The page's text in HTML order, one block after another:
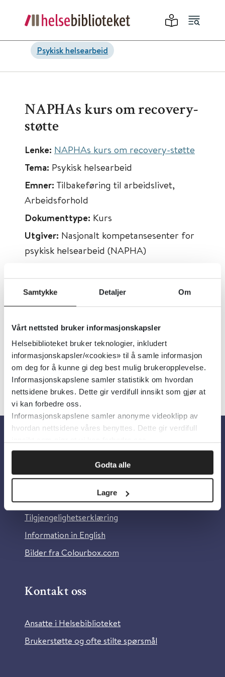
Samtykke Detaljer Om
Vårt nettsted bruker informasjonskapsler
Helsebiblioteket bruker teknologier, inkludert
informasjonskapsler/«cookies» til å samle informasjon
om deg for å kunne gi deg best mulig brukeropplevelse.
Informasjonskapslene samler statistikk om hvordan
nettsidene brukes. Dette gir verdifull innsikt som gjør at
vi kan forbedre oss.
Informasjonskapslene samler anonyme videoklipp av
hvordan nettsidene våres benyttes. Dette gir verdifull
Godta alle
Lagre
Psykisk helsearbeid
NAPHAs kurs om recovery-
støtte
Lenke: NAPHAs kurs om recovery-støtte
Tema: Psykisk helsearbeid
Emner: Tilbakeføring til arbeidslivet,
Arbeidsforhold
Dokumenttype: Kurs
Utgiver: Nasjonalt kompetansesenter for
psykisk helsearbeid (NAPHA)
opplæring i recovery-orientert praksis.
og rus, studenter og ledere.
Om oss
Om Helsebiblioteket
Personvern og informasjonskapsler
Tilgjengelighetserklæring
Information in English
Bilder fra Colourbox.com
Kontakt oss
Ansatte i Helsebiblioteket
Brukerstøtte og ofte stilte spørsmål